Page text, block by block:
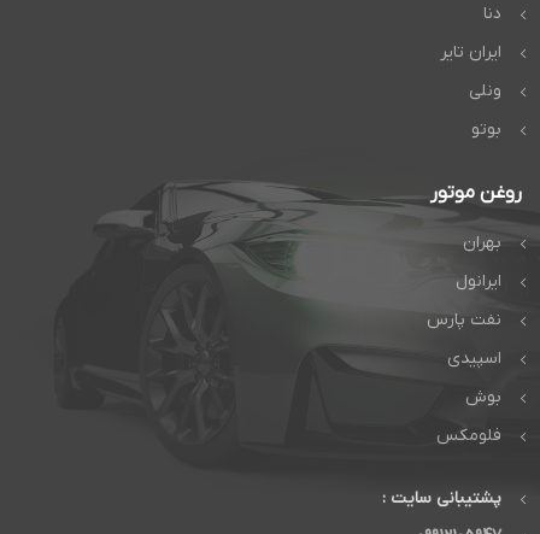
دنا
ایران تایر
ونلی
بوتو
روغن موتور
بهران
ایرانول
نفت پارس
اسپیدی
بوش
فلومکس
پشتیبانی سایت :